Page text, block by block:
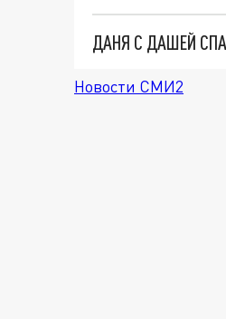
ДАНЯ С ДАШЕЙ
Новости СМИ2